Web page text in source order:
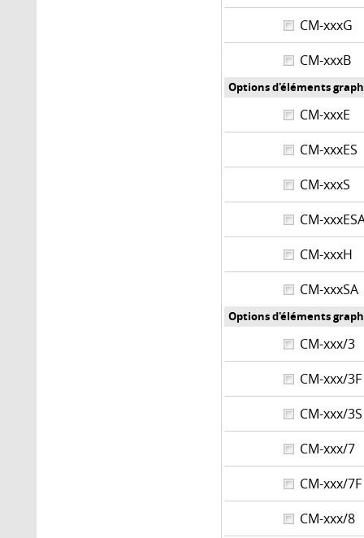
CM-xxxG
CM-xxxB
Options d'éléments
CM-xxxE
CM-xxxES
CM-xxxS
CM-
CM-xxxH
CM-xxxSA
Options d'éléments
CM-xxx/3
CM-xxx/3F
CM-xxx/3S
CM-xxx/7
CM-xxx/7F
CM-xxx/8